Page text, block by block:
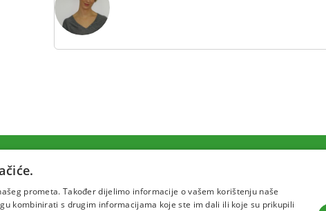
Uvjeti korištenja Politika
prometa. Također dijelimo informacije o vašem korištenju naše
kombinirati s drugim informacijama koje ste im dali ili koje su prikupili